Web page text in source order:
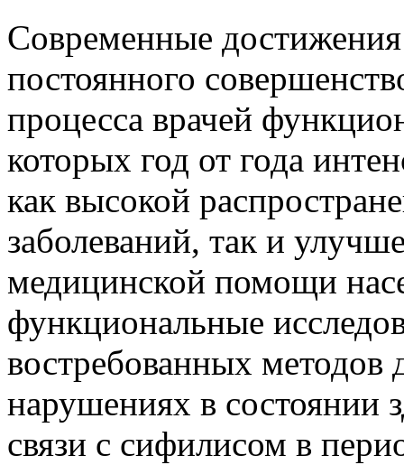
Современные
постоянного
процесса врачей
которых год от года
как высокой
заболеваний, так и
медицинской помощи
функциональные
востребованных методов
нарушениях в состоянии
связи с сифилисом в